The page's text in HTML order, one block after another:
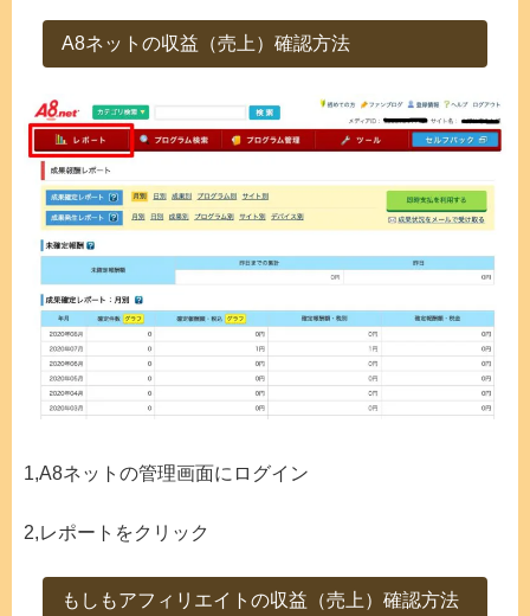
A8ネットの収益（売上）確認方法
1,A8ネットの管理画面にログイン
2,レポートをクリック
もしもアフィリエイトの収益（売上）確認方法